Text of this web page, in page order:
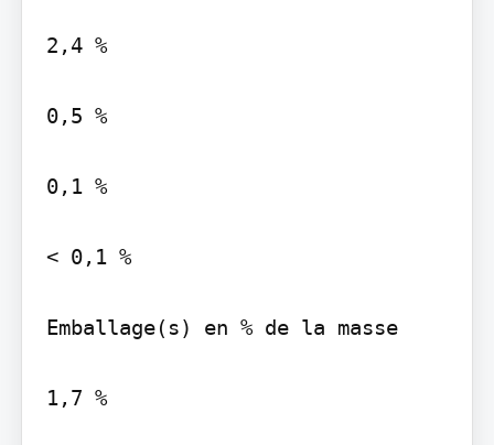
2,4 %
0,5 %
0,1 %
< 0,1 %
Emballage(s) en % de la masse
1,7 %